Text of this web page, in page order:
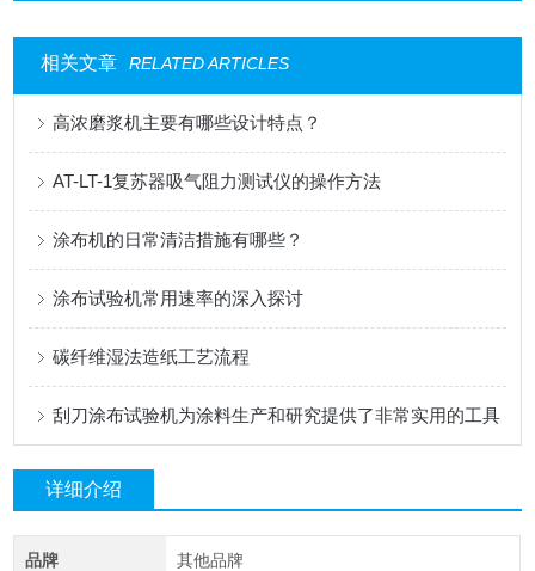
相关文章 RELATED ARTICLES
高浓磨浆机主要有哪些设计特点？
AT-LT-1复苏器吸气阻力测试仪的操作方法
涂布机的日常清洁措施有哪些？
涂布试验机常用速率的深入探讨
碳纤维湿法造纸工艺流程
刮刀涂布试验机为涂料生产和研究提供了非常实用的工具
详细介绍
品牌 其他品牌